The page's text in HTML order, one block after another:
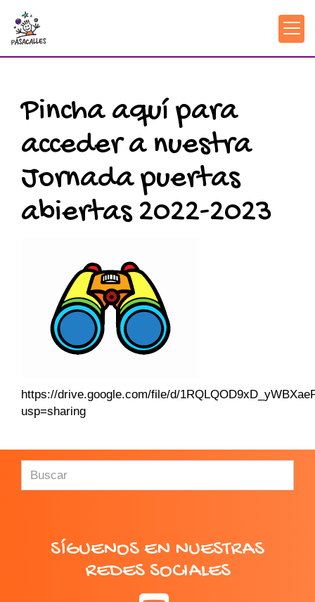
Pincha aquí para
acceder a nuestra
Jornada puertas
abiertas 2022-2023
https://drive.google.com/file/d/
usp=sharing
SÍGUENOS EN NUESTRAS
REDES SOCIALES